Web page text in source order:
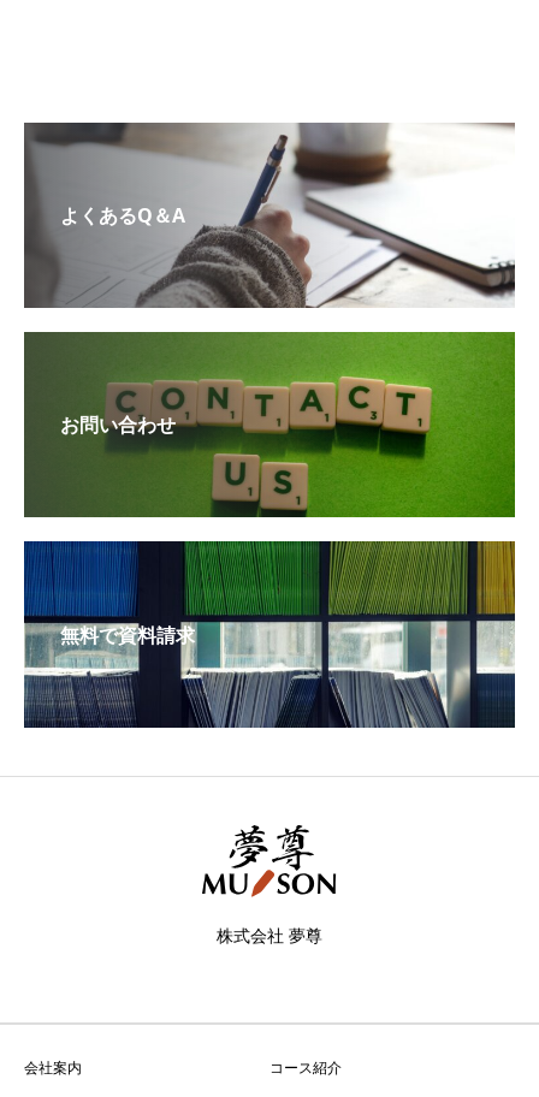
よくあるQ＆A
お問い合わせ
無料で資料請求
株式会社 夢尊
会社案内
コース紹介